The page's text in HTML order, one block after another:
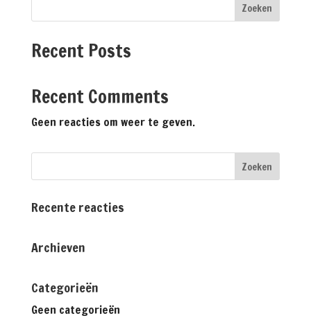
Zoeken
Recent Posts
Recent Comments
Geen reacties om weer te geven.
Recente reacties
Archieven
Categorieën
Geen categorieën